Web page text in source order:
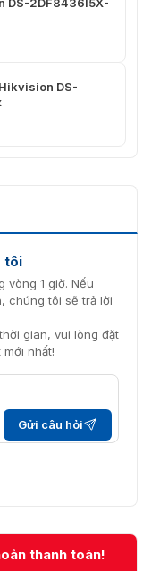
AGC ON), B/W:
ON), 0 lux với laser
(Tự động theo dõi cân
Ngoài trời/Đèn huỳnh
giây, 60Hz: 1/1 giây
có thể lập trình, màu
DS-2DF8436I5X-
DS-
tôi
vòng 1 giờ. Nếu
chúng tôi sẽ trả lời
gian, vui lòng đặt
nhất!
Gửi câu hỏi
thanh toán!